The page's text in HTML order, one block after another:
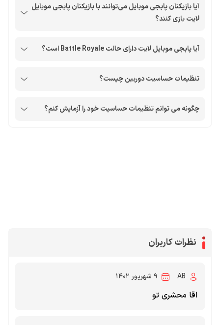
آیا بازیکنان پابجی موبایل می‌توانند با بازیکنان پابجی موبایل
لایت بازی کنند؟
آیا پابجی موبایل لایت دارای حالت Battle Royale است؟
تنظیمات حساسیت دوربین چیست؟
چگونه می توانم تنظیمات حساسیت خود را آزمایش کنم؟
نظرات کاربران
AB ۹ شهریور ۱۴۰۲
اقا محشری تو